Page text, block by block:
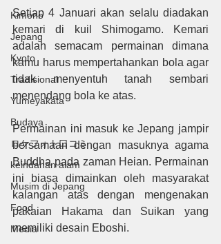
Kimono
Jepang
Kyoto
Tradisional
Yumeyakata
Budaya
ロケフォト口コミ
keindahan alam
Musim di Jepang
Food
Media
Setiap 4 Januari akan selalu diadakan
kemari di kuil Shimogamo. Kemari
adalah semacam permainan dimana
kamu harus mempertahankan bola agar
tidak menyentuh tanah sembari
menendang bola ke atas.
Permainan ini masuk ke Jepang jampir
bersamaan dengan masuknya agama
Buddha pada zaman Heian. Permainan
ini biasa dimainkan oleh masyarakat
kalangan atas dengan mengenakan
pakaian Hakama dan Suikan yang
memiliki desain Eboshi.